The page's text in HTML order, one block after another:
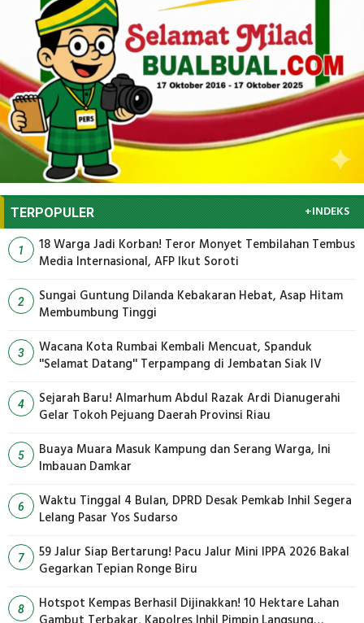
TERPOPULER +INDEKS
1
18 Warga Jadi Korban! Teror Monyet Tembilahan Tembus
Media Internasional, AFP Ikut Soroti
2
Sungai Guntung Dilanda Kebakaran Hebat, Asap Hitam
Membumbung Tinggi
3
Wacana Kota Rumbai Kembali Mencuat, Spanduk
''Selamat Datang'' Terpampang di Jembatan Siak IV
4
Sejarah Baru! Almarhum Abdul Razak Ardi Dianugerahi
Gelar Tokoh Pejuang Daerah Provinsi Riau
5
Buaya Muara Masuk Kampung dan Serang Warga, Ini
Imbauan Damkar
6
Waktu Tinggal 4 Bulan, DPRD Desak Pemkab Inhil Segera
Lelang Pasar Yos Sudarso
7
59 Jalur Siap Bertarung! Pacu Jalur Mini IPPA 2026 Bakal
Gegarkan Tepian Ronge Biru
8
Hotspot Kempas Berhasil Dijinakkan! 10 Hektare Lahan